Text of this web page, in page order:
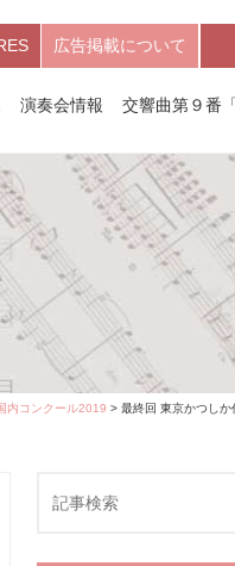
広告掲載について
演奏会情報 交響曲第９番
内コンクール2019 > 最終回 東京かつし